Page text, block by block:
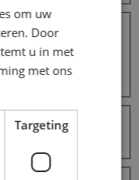
om uw
Door
u in met
met ons
Targeting